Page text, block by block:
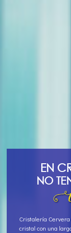
EN C
NO TE
Cristalería
cristal con una